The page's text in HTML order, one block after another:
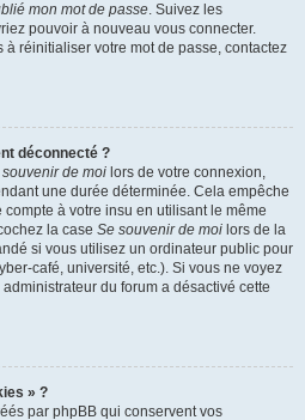
mon mot de passe. Suivez les
pouvoir à nouveau vous connecter.
réinitialiser votre mot de passe, contactez
déconnecté ?
souvenir de moi lors de votre connexion,
une durée déterminée. Cela empêche
compte à votre insu en utilisant le même
la case Se souvenir de moi lors de la
si vous utilisez un ordinateur public pour
café, université, etc.). Si vous ne voyez
du forum a désactivé cette
» ?
par phpBB qui conservent vos